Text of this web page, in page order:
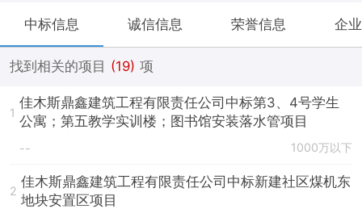
中标信息 诚信信息 荣誉信息 企
找到相关的项目 (19) 项
1
佳木斯鼎鑫建筑工程有限责任公司中标第3、4号学生
公寓；第五教学实训楼；图书馆安装落水管项目
-- 1000万以下
2
佳木斯鼎鑫建筑工程有限责任公司中标新建社区煤机东
地块安置区项目